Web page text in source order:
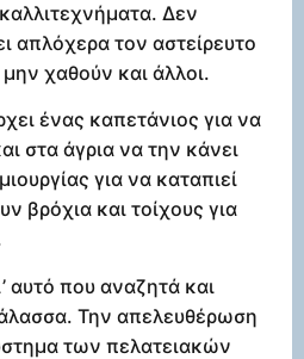
Δεν
απλόχερα τον αστείρευτο
χαθούν και άλλοι.
ένας καπετάνιος για να
στα άγρια να την κάνει
για να καταπιεί
βρόχια και τοίχους για
αυτό που αναζητά και
Την απελευθέρωση
των πελατειακών